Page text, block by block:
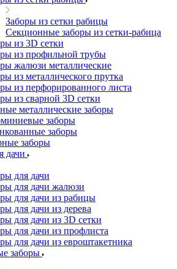
Заборы из сетки рабицы
Секционные заборы из сетки-рабица
из 3D сетки
из профильной трубы
жалюзи металлические
из металлического прутка
из перфорированного листа
из сварной 3D сетки
металлические заборы
заборы
заборы
заборы
дачи
для дачи
для дачи жалюзи
для дачи из рабицы
для дачи из дерева
для дачи из 3D сетки
для дачи из профлиста
для дачи из евроштакетника
заборы